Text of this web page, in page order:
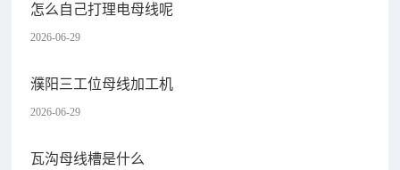
怎么自己打理电母线呢
2026-06-29
濮阳三工位母线加工机
2026-06-29
瓦沟母线槽是什么